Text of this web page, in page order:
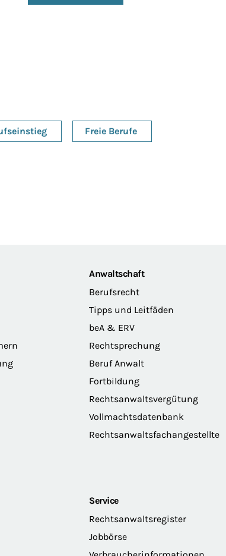
Freie Berufe
Anwaltschaft
Berufsrecht
Tipps und Leitfäden
beA & ERV
Rechtsprechung
Beruf Anwalt
Fortbildung
Rechtsanwaltsvergütung
Vollmachtsdatenbank
Rechtsanwaltsfachangestellte
Service
Rechtsanwaltsregister
Jobbörse